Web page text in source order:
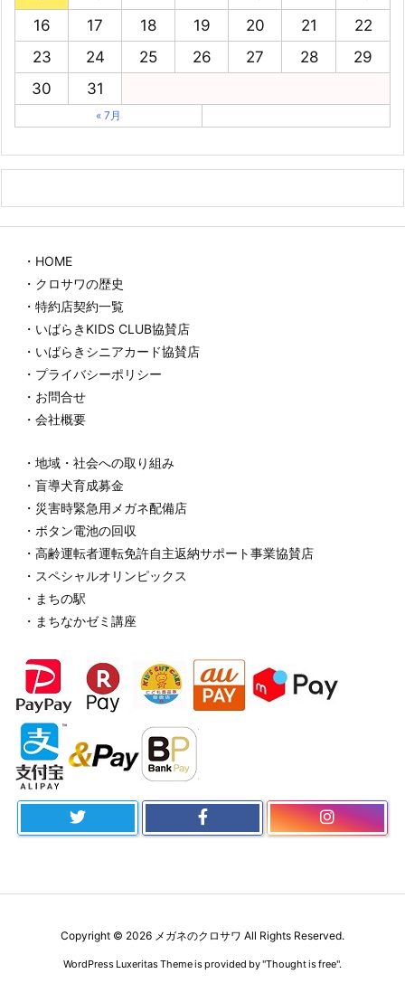
16
17 18 19 20 21
22
23
24 25 26 27 28
29
30
31
« 7月
・HOME
・クロサワの歴史
・特約店契約一覧
・いばらきKIDS CLUB協賛店
・いばらきシニアカード協賛店
・プライバシーポリシー
・お問合せ
・会社概要
・地域・社会への取り組み
・盲導犬育成募金
・災害時緊急用メガネ配備店
・ボタン電池の回収
・高齢運転者運転免許自主返納サポート事業協賛店
・スペシャルオリンピックス
・まちの駅
・まちなかゼミ講座
Copyright © 2026 メガネのクロサワ All Rights Reserved.
WordPress Luxeritas Theme is provided by "Thought is free".